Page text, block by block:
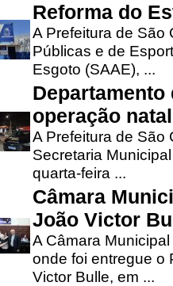
Reforma do
A Prefeitura de São
Públicas e de
Esgoto (SAAE), ...
operação
A Prefeitura de São
Secretaria
quarta-feira ...
Câmara
João Victor
A Câmara
onde foi entregue o
Victor Bulle, em ...